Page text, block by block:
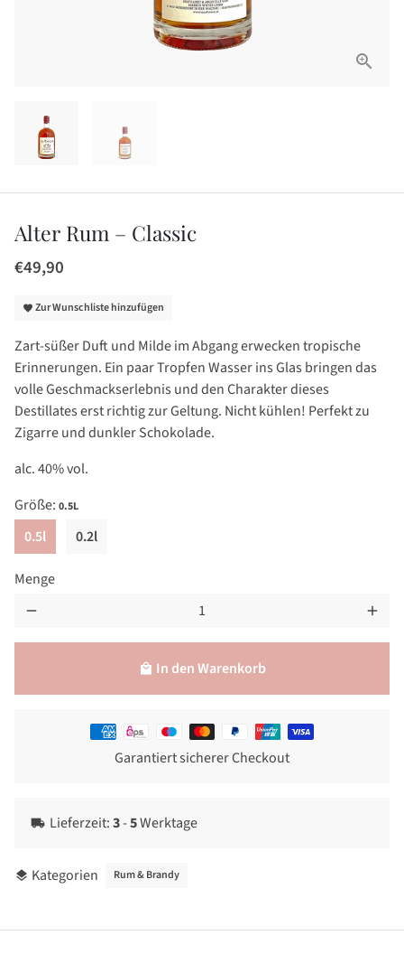
Alter Rum – Classic
€49,90
favorite Zur Wunschliste hinzufügen
Zart-süßer Duft und Milde im Abgang erwecken tropische
Erinnerungen. Ein paar Tropfen Wasser ins Glas bringen das
volle Geschmackserlebnis und den Charakter dieses
Destillates erst richtig zur Geltung. Nicht kühlen! Perfekt zu
Zigarre und dunkler Schokolade.
alc. 40% vol.
Größe: 0.5L
0.5l 0.2l
Menge
remove add
local_mall In den Warenkorb
Garantiert sicherer Checkout
Zahlungsmethoden
local_shipping Lieferzeit:3-5Werktage
layers Kategorien Rum & Brandy